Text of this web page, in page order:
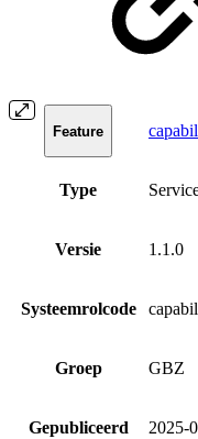
Feature
Type
Versie 1.1.0
Systeemrolcode
Groep GBZ
Gepubliceerd 2025-